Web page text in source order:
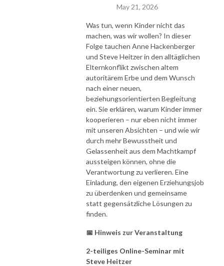
May 21, 2026
Was tun, wenn Kinder nicht das
machen, was wir wollen? In dieser
Folge tauchen Anne Hackenberger
und Steve Heitzer in den alltäglichen
Elternkonflikt zwischen altem
autoritärem Erbe und dem Wunsch
nach einer neuen,
beziehungsorientierten Begleitung
ein. Sie erklären, warum Kinder immer
kooperieren – nur eben nicht immer
mit unseren Absichten – und wie wir
durch mehr Bewusstheit und
Gelassenheit aus dem Machtkampf
aussteigen können, ohne die
Verantwortung zu verlieren. Eine
Einladung, den eigenen Erziehungsjob
zu überdenken und gemeinsame
statt gegensätzliche Lösungen zu
finden.
📅 Hinweis zur Veranstaltung
2-teiliges Online-Seminar mit
Steve Heitzer